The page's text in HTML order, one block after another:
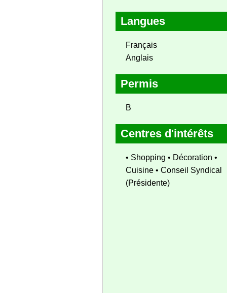
Langues
Français
Anglais
Permis
B
Centres d'intérêts
• Shopping • Décoration •
Cuisine • Conseil Syndical
(Présidente)